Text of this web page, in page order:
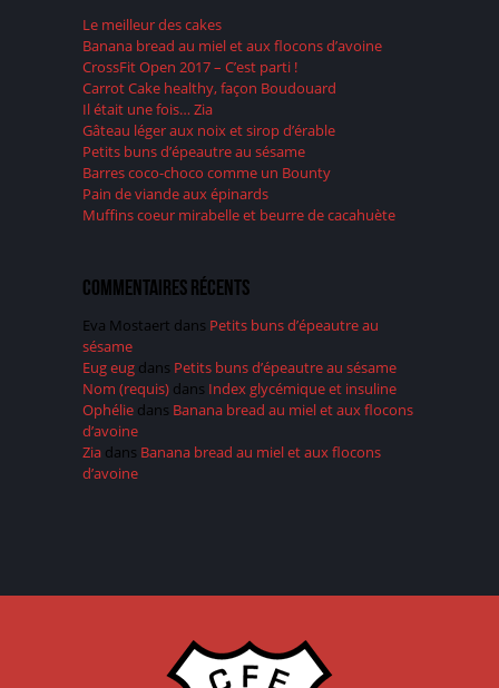
Le meilleur des cakes
Banana bread au miel et aux flocons d’avoine
CrossFit Open 2017 – C’est parti !
Carrot Cake healthy, façon Boudouard
Il était une fois… Zia
Gâteau léger aux noix et sirop d’érable
Petits buns d’épeautre au sésame
Barres coco-choco comme un Bounty
Pain de viande aux épinards
Muffins coeur mirabelle et beurre de cacahuète
Commentaires récents
Eva Mostaert dans Petits buns d’épeautre au
sésame
Eug eug dans Petits buns d’épeautre au sésame
Nom (requis) dans Index glycémique et insuline
Ophélie dans Banana bread au miel et aux flocons
d’avoine
Zia dans Banana bread au miel et aux flocons
d’avoine